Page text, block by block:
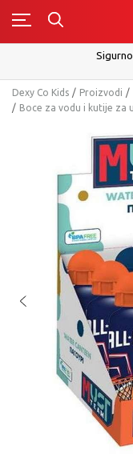
Dexy Co Kids Proizvodi
Boce za vodu i kutije za